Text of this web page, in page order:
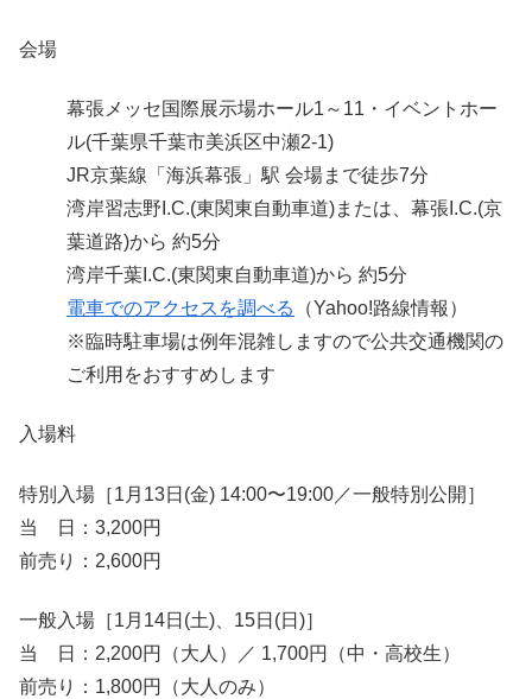
会場
幕張メッセ国際展示場ホール1～11・イベントホー
ル(千葉県千葉市美浜区中瀬2-1)
JR京葉線「海浜幕張」駅 会場まで徒歩7分
湾岸習志野I.C.(東関東自動車道)または、幕張I.C.(京
葉道路)から 約5分
湾岸千葉I.C.(東関東自動車道)から 約5分
電車でのアクセスを調べる
（Yahoo!路線情報）
※臨時駐車場は例年混雑しますので公共交通機関の
ご利用をおすすめします
入場料
特別入場［1月13日(金) 14:00〜19:00／一般特別公開］
当 日：3,200円
前売り：2,600円
一般入場［1月14日(土)、15日(日)］
当 日：2,200円（大人）／ 1,700円（中・高校生）
前売り：1,800円（大人のみ）